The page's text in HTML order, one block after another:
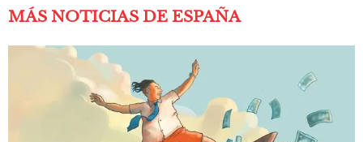
MÁS NOTICIAS DE ESPAÑA